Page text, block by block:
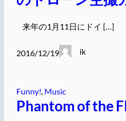
来年の1月11日にドイ […]
2016/12/19 ik
Funny!, Music
Phantom of the